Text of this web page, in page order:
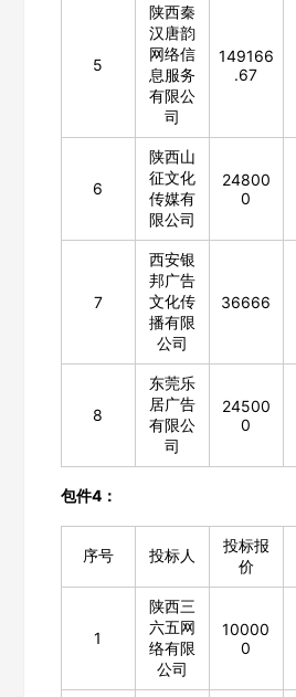
5
陕西秦
汉唐韵
网络信
息服务
有限公
司
149166
.67
6
陕西山
征文化
传媒有
限公司
24800
0
7
西安银
邦广告
文化传
播有限
公司
36666
8
东莞乐
居广告
有限公
司
24500
0
包件4：
序号 投标人
投标报
价
1
陕西三
六五网
络有限
公司
10000
0